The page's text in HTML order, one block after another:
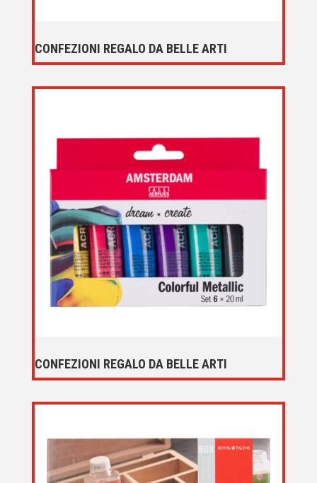
CONFEZIONI REGALO DA BELLE ARTI
CONFEZIONI REGALO DA BELLE ARTI